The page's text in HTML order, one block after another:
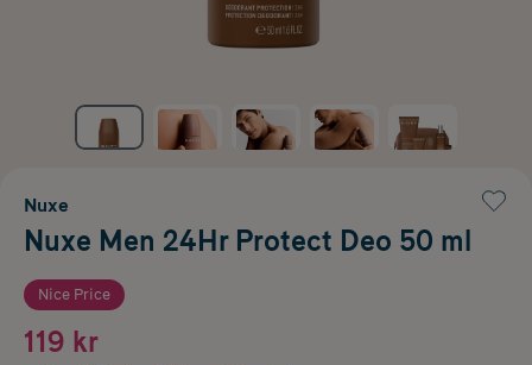
Nuxe
Nuxe Men 24Hr Protect Deo 50 ml
Nice Price
119 kr